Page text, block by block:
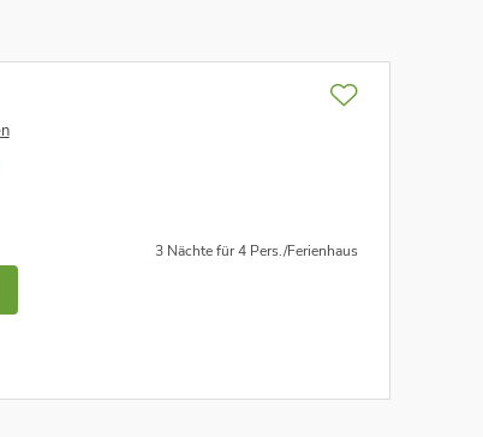
3 Nächte für 4 Pers./Ferienhaus